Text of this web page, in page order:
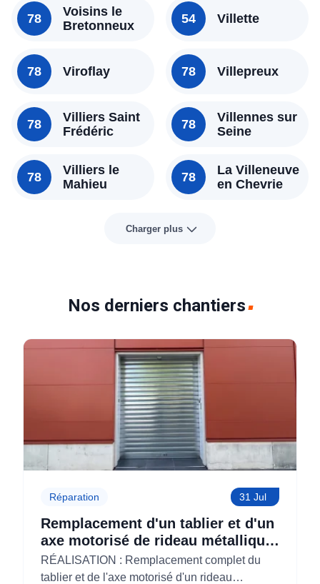
78
Voisins le
Bretonneux
78 Viroflay
78
Villiers Saint
Frédéric
78
Villiers le
Mahieu
54 Villette
78 Villepreux
78
Villennes sur
Seine
78
La Villeneuve
en Chevrie
Charger plus
Nos derniers chantiers
Réparation 31 Jul
Remplacement d'un tablier et d'un
axe motorisé de rideau métallique
pour M'CHADAL (Optical Center)
(95)
RÉALISATION : Remplacement complet du
tablier et de l'axe motorisé d'un rideau